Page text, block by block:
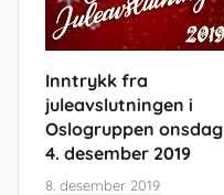
Inntrykk fra
juleavslutningen i
Oslogruppen onsdag
4. desember 2019
8. desember 2019